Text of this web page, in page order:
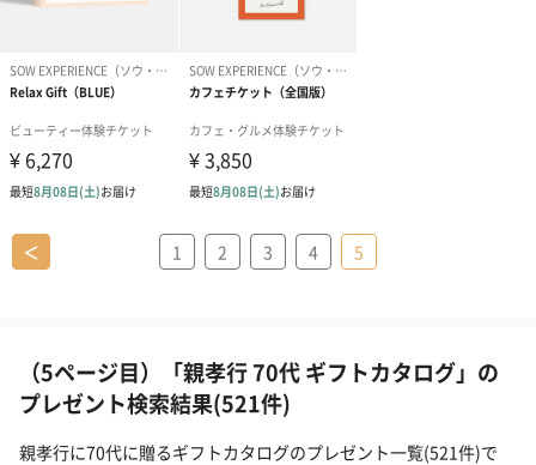
＜ 1 2 3 4 5
（5ページ目）「親孝行 70代 ギフトカタログ」の
プレゼント検索結果(521件)
親孝行に70代に贈るギフトカタログのプレゼント一覧(521件)で